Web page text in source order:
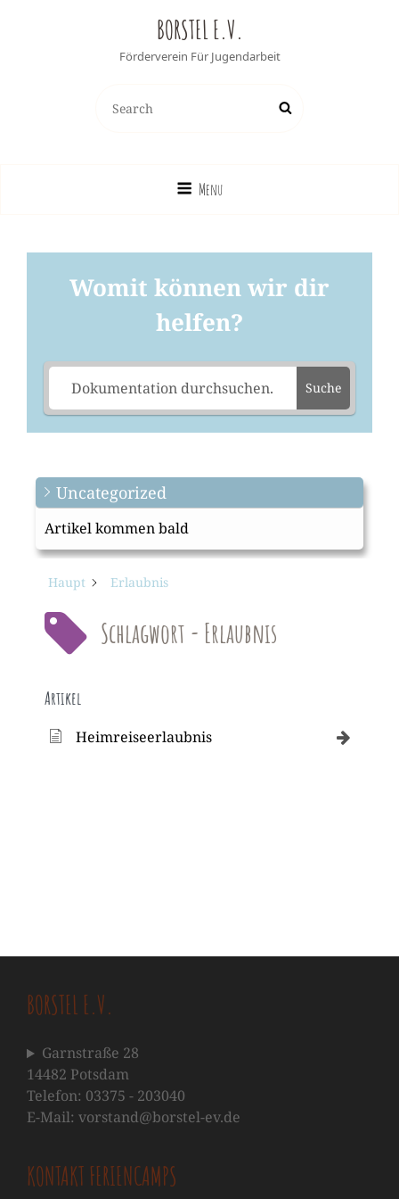
BORSTEL E.V.
Förderverein Für Jugendarbeit
for:
Menu
Womit können wir dir
helfen?
Suche
Uncategorized
Artikel kommen bald
Haupt Erlaubnis
Schlagwort - Erlaubnis
Artikel
Heimreiseerlaubnis
BORSTEL E.V.
Garnstraße 28
14482 Potsdam
Telefon: 03375 - 203040
E-Mail: vorstand@borstel-ev.de
KONTAKT FERIENCAMPS